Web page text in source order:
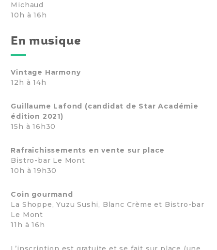
Michaud
10h à 16h
En musique
Vintage Harmony
12h à 14h
Guillaume Lafond (candidat de Star Académie
édition 2021)
15h à 16h30
Rafraîchissements en vente sur place
Bistro-bar Le Mont
10h à 19h30
Coin gourmand
La Shoppe, Yuzu Sushi, Blanc Crème et Bistro-bar
Le Mont
11h à 16h